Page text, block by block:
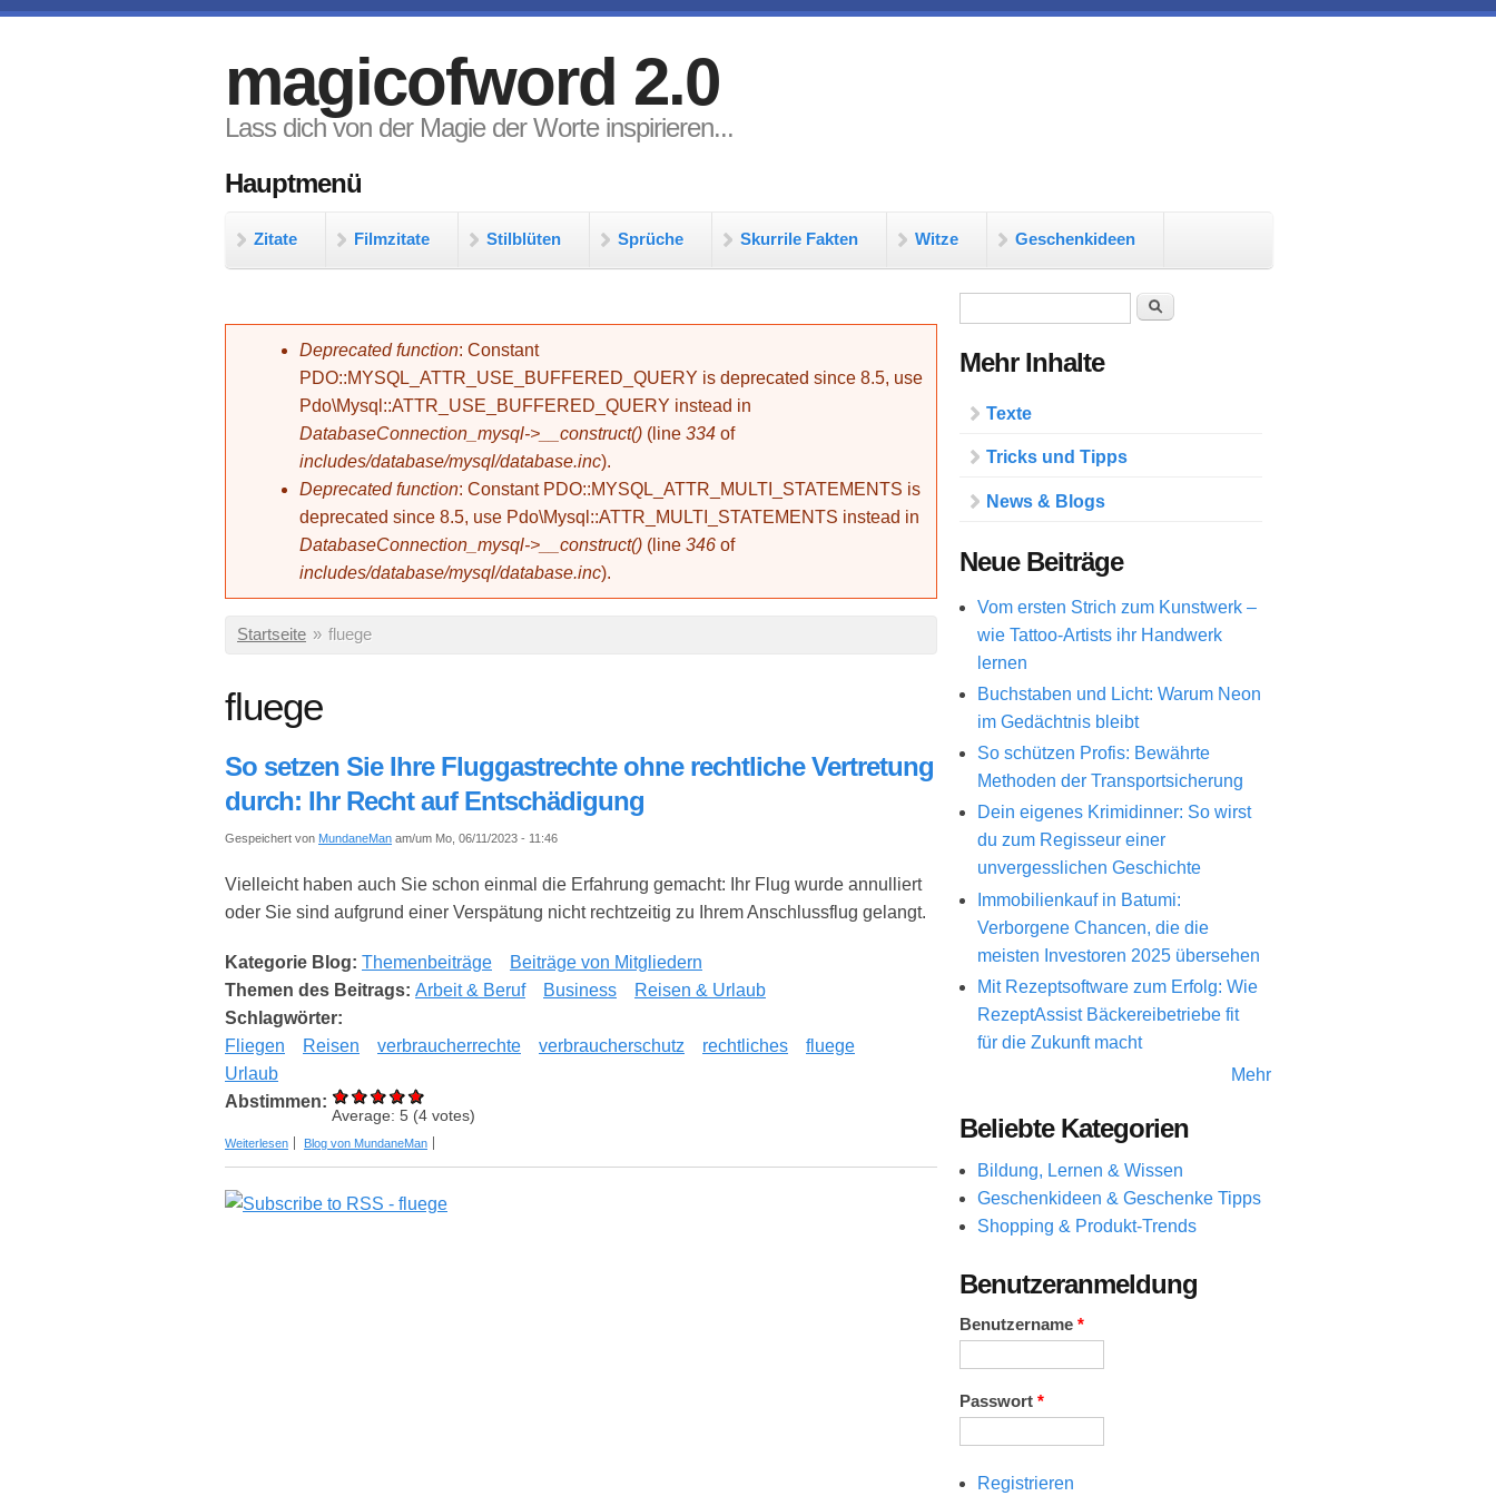
magicofword 2.0
Lass dich von der Magie der Worte inspirieren...
Hauptmenü
Zitate Filmzitate Stilblüten Sprüche Skurrile Fakten Witze Geschenkideen
Fehlermeldung
Deprecated function: Constant
PDO::MYSQL_ATTR_USE_BUFFERED_QUERY is deprecated since 8.5, use
Pdo\Mysql::ATTR_USE_BUFFERED_QUERY instead in
DatabaseConnection_mysql->__construct() (line 334 of
includes/database/mysql/database.inc).
Deprecated function: Constant PDO::MYSQL_ATTR_MULTI_STATEMENTS is
deprecated since 8.5, use Pdo\Mysql::ATTR_MULTI_STATEMENTS instead in
DatabaseConnection_mysql->__construct() (line 346 of
includes/database/mysql/database.inc).
Sie sind hier
Startseite » fluege
fluege
So setzen Sie Ihre Fluggastrechte ohne rechtliche Vertretung
durch: Ihr Recht auf Entschädigung
Gespeichert von MundaneMan am/um Mo, 06/11/2023 - 11:46
Vielleicht haben auch Sie schon einmal die Erfahrung gemacht: Ihr Flug wurde annulliert
oder Sie sind aufgrund einer Verspätung nicht rechtzeitig zu Ihrem Anschlussflug gelangt.
Kategorie Blog: Themenbeiträge
Beiträge von Mitgliedern
Themen des Beitrags: Arbeit & Beruf Business
Reisen & Urlaub
Schlagwörter:
Fliegen
Reisen verbraucherrechte verbraucherschutz rechtliches
fluege
Urlaub
Abstimmen:
Average: 5 (4 votes)
Weiterlesen über So setzen Sie Ihre Fluggastrechte ohne rechtliche Vertretung durch: Ihr Recht auf Entschädigung
Blog von MundaneMan
Suche
Mehr Inhalte
Texte
Tricks und Tipps
News & Blogs
Neue Beiträge
Vom ersten Strich zum Kunstwerk –
wie Tattoo-Artists ihr Handwerk
lernen
Buchstaben und Licht: Warum Neon
im Gedächtnis bleibt
So schützen Profis: Bewährte
Methoden der Transportsicherung
Dein eigenes Krimidinner: So wirst
du zum Regisseur einer
unvergesslichen Geschichte
Immobilienkauf in Batumi:
Verborgene Chancen, die die
meisten Investoren 2025 übersehen
Mit Rezeptsoftware zum Erfolg: Wie
RezeptAssist Bäckereibetriebe fit
für die Zukunft macht
Mehr
Beliebte Kategorien
Bildung, Lernen & Wissen
Geschenkideen & Geschenke Tipps
Shopping & Produkt-Trends
Benutzeranmeldung
Benutzername *
Passwort *
Registrieren